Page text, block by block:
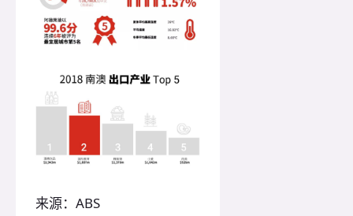
来源：ABS